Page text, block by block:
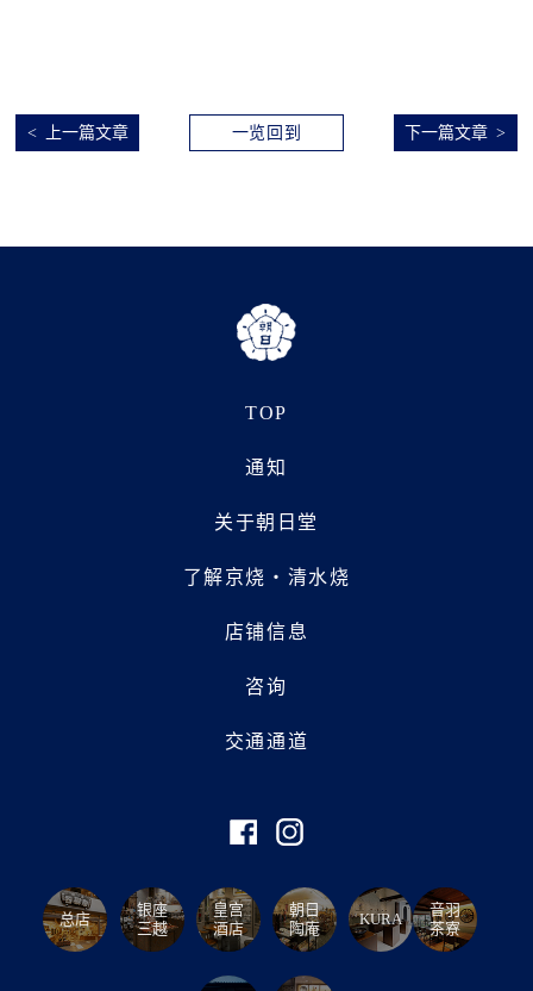
一览回到
上一篇文章 下一篇文章
TOP
通知
关于朝日堂
了解京烧・清水烧
店铺信息
咨询
交通通道
总店
银座
三越
皇宫
酒店
朝日
陶庵
KURA
音羽
茶寮